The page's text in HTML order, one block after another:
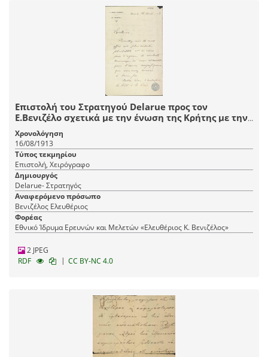
Επιστολή του Στρατηγού Delarue προς τον
Ε.Βενιζέλο σχετικά με την ένωση της Κρήτης με την
Ελλάδα.
Χρονολόγηση
16/08/1913
Τύπος τεκμηρίου
Επιστολή, Χειρόγραφο
Δημιουργός
Delarue- Στρατηγός
Αναφερόμενο πρόσωπο
Βενιζέλος Ελευθέριος
Φορέας
Εθνικό Ίδρυμα Ερευνών και Μελετών «Ελευθέριος Κ. Βενιζέλος»
2 JPEG
RDF
| CC BY-NC 4.0